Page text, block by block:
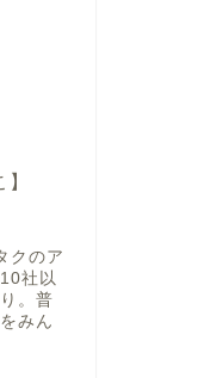
クのア
社以
。普
みん